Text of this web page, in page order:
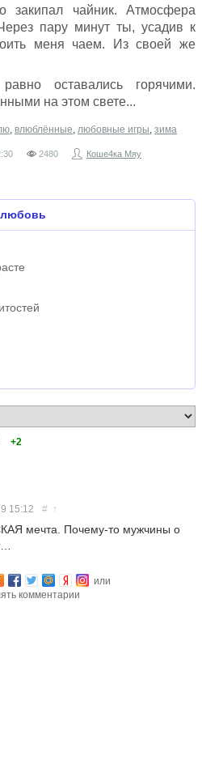
закипал чайник. Атмосфера
пару минут ты, усадив к
меня чаем. Из своей же
оставались горячими.
на этом свете...
, влюблённые, любовные игры, зима
2480 Коше4ка Мяу
+2
15:12 # ↑
мечта. Почему-то мужчины о
или
комментарии